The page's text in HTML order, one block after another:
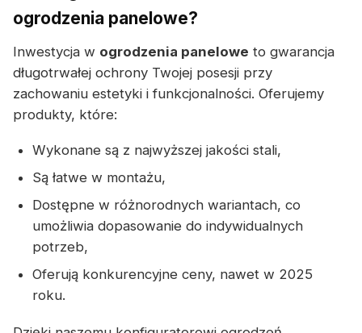
ogrodzenia panelowe?
Inwestycja w ogrodzenia panelowe to gwarancja
długotrwałej ochrony Twojej posesji przy
zachowaniu estetyki i funkcjonalności. Oferujemy
produkty, które:
Wykonane są z najwyższej jakości stali,
Są łatwe w montażu,
Dostępne w różnorodnych wariantach, co
umożliwia dopasowanie do indywidualnych
potrzeb,
Oferują konkurencyjne ceny, nawet w 2025
roku.